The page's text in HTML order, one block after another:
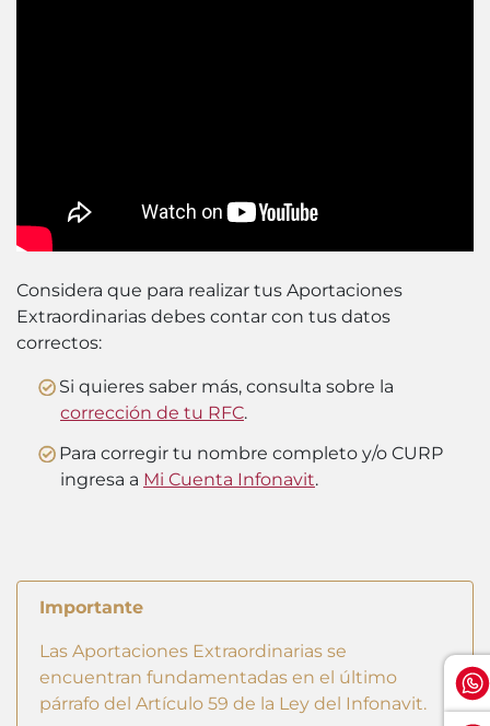
Considera que para realizar tus Aportaciones
Extraordinarias debes contar con tus datos
correctos:
Si quieres saber más, consulta sobre la
corrección de tu RFC.
Para corregir tu nombre completo y/o CURP
ingresa a Mi Cuenta Infonavit.
Importante
Las Aportaciones Extraordinarias se
encuentran fundamentadas en el último
párrafo del Artículo 59 de la Ley del Infonavit.